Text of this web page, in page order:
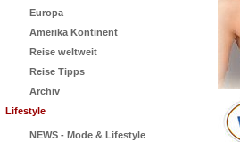
Europa
Amerika Kontinent
Reise weltweit
Reise Tipps
Archiv
Lifestyle
NEWS - Mode & Lifestyle